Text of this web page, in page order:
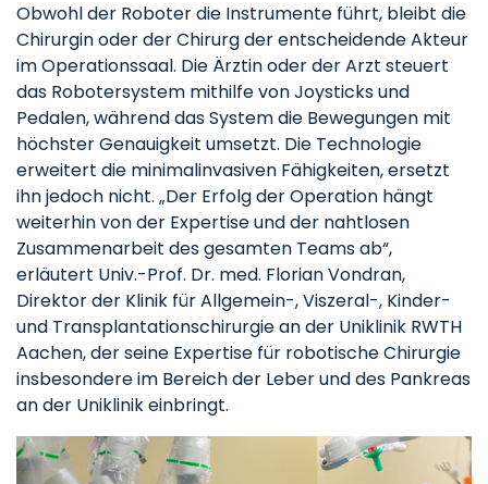
Obwohl der Roboter die Instrumente führt, bleibt die
Chirurgin oder der Chirurg der entscheidende Akteur
im Operationssaal. Die Ärztin oder der Arzt steuert
das Robotersystem mithilfe von Joysticks und
Pedalen, während das System die Bewegungen mit
höchster Genauigkeit umsetzt. Die Technologie
erweitert die minimalinvasiven Fähigkeiten, ersetzt
ihn jedoch nicht. „Der Erfolg der Operation hängt
weiterhin von der Expertise und der nahtlosen
Zusammenarbeit des gesamten Teams ab“,
erläutert Univ.-Prof. Dr. med. Florian Vondran,
Direktor der Klinik für Allgemein-, Viszeral-, Kinder-
und Transplantationschirurgie an der Uniklinik RWTH
Aachen, der seine Expertise für robotische Chirurgie
insbesondere im Bereich der Leber und des Pankreas
an der Uniklinik einbringt.